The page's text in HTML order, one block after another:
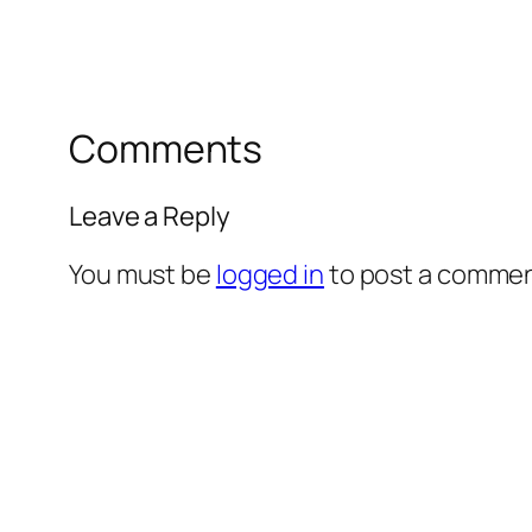
Comments
Leave a Reply
You must be logged into post a